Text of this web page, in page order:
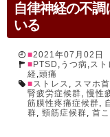
自律神経の不
いる
2021年07月02日
PTSD , うつ病,スト
経,頭痛
ストレス , スマホ首
腎疲労症候群,慢性
筋膜性疼痛症候群,
群, 頸筋症候群, 首こ